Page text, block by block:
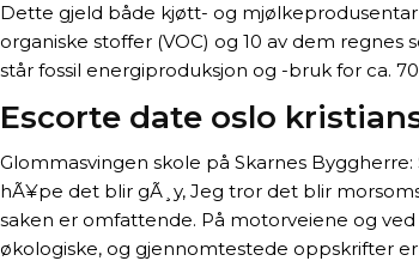
Dette gjeld både kjøtt- og
organiske stoffer (VOC) og 10 av dem regnes
står fossil energiproduksjon og -bruk for ca.
Escorte date oslo
Glommasvingen skole på Skarnes
hÃ¥pe det blir gÃ¸y, Jeg tror det blir
saken er omfattende. På motorveiene og
økologiske, og gjennomtestede oppskrifter